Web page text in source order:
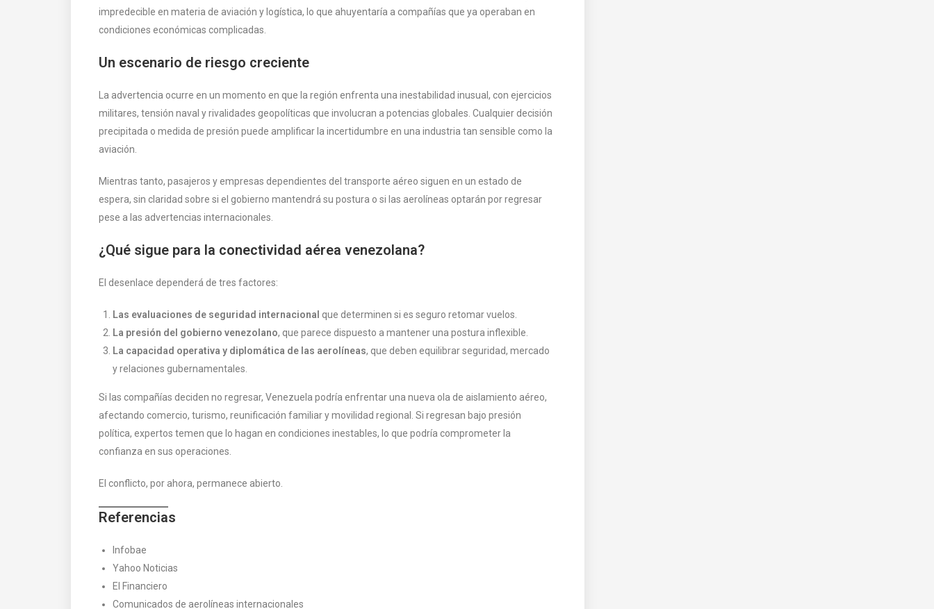
impredecible en materia de aviación y logística, lo que ahuyentaría a compañías que ya operaban en
condiciones económicas complicadas.
Un escenario de riesgo creciente
La advertencia ocurre en un momento en que la región enfrenta una inestabilidad inusual, con ejercicios
militares, tensión naval y rivalidades geopolíticas que involucran a potencias globales. Cualquier decisión
precipitada o medida de presión puede amplificar la incertidumbre en una industria tan sensible como la
aviación.
Mientras tanto, pasajeros y empresas dependientes del transporte aéreo siguen en un estado de
espera, sin claridad sobre si el gobierno mantendrá su postura o si las aerolíneas optarán por regresar
pese a las advertencias internacionales.
¿Qué sigue para la conectividad aérea venezolana?
El desenlace dependerá de tres factores:
Las evaluaciones de seguridad internacional que determinen si es seguro retomar vuelos.
La presión del gobierno venezolano, que parece dispuesto a mantener una postura inflexible.
La capacidad operativa y diplomática de las aerolíneas, que deben equilibrar seguridad, mercado
y relaciones gubernamentales.
Si las compañías deciden no regresar, Venezuela podría enfrentar una nueva ola de aislamiento aéreo,
afectando comercio, turismo, reunificación familiar y movilidad regional. Si regresan bajo presión
política, expertos temen que lo hagan en condiciones inestables, lo que podría comprometer la
confianza en sus operaciones.
El conflicto, por ahora, permanece abierto.
Referencias
Infobae
Yahoo Noticias
El Financiero
Comunicados de aerolíneas internacionales